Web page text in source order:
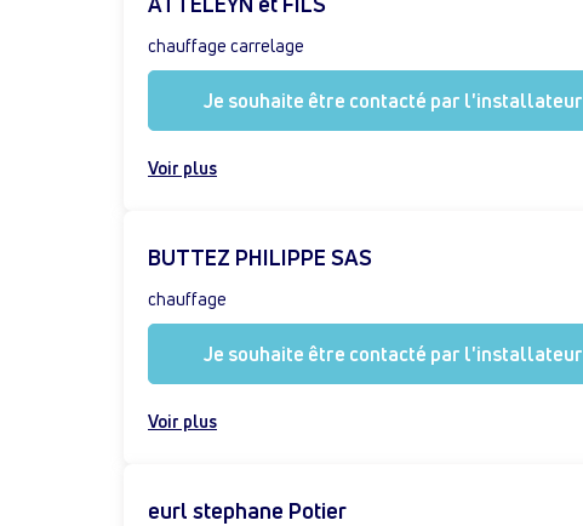
chauffage carrelage
Je souhaite être contacté par l'installateur
Voir plus
BUTTEZ PHILIPPE SAS
chauffage
Je souhaite être contacté par l'installateur
Voir plus
eurl stephane Potier